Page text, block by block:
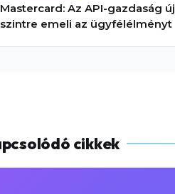
Mastercard: Az API-gazdaság új
szintre emeli az ügyfélélményt